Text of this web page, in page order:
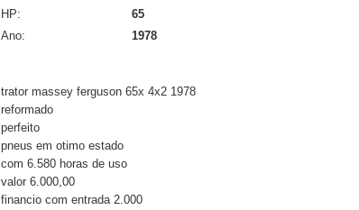
HP:
65
Ano:
1978
trator massey ferguson 65x 4x2 1978
reformado
perfeito
pneus em otimo estado
com 6.580 horas de uso
valor 6.000,00
financio com entrada 2.000